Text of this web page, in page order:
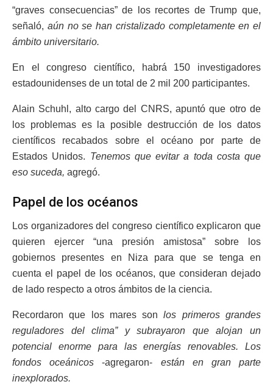
“graves consecuencias” de los recortes de Trump que,
señaló, aún no se han cristalizado completamente en el
ámbito universitario.
En el congreso científico, habrá 150 investigadores
estadounidenses de un total de 2 mil 200 participantes.
Alain Schuhl, alto cargo del CNRS, apuntó que otro de
los problemas es la posible destrucción de los datos
científicos recabados sobre el océano por parte de
Estados Unidos. Tenemos que evitar a toda costa que
eso suceda, agregó.
Papel de los océanos
Los organizadores del congreso científico explicaron que
quieren ejercer “una presión amistosa” sobre los
gobiernos presentes en Niza para que se tenga en
cuenta el papel de los océanos, que consideran dejado
de lado respecto a otros ámbitos de la ciencia.
Recordaron que los mares sonlos primeros grandes
reguladores del clima” y subrayaron que alojan un
potencial enorme para las energías renovables. Los
fondos oceánicos -agregaron- están en gran parte
inexplorados.